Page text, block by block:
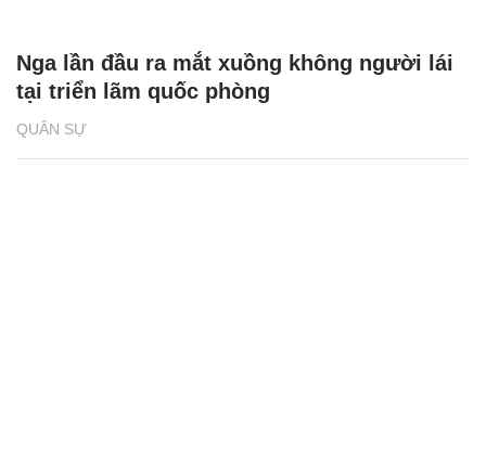
QUÂN SỰ
Nga lần đầu ra mắt xuồng không người lái
tại triển lãm quốc phòng